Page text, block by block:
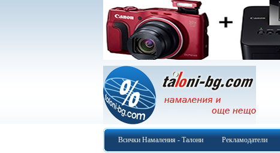
Всички Намаления - Талони Рекламодатели